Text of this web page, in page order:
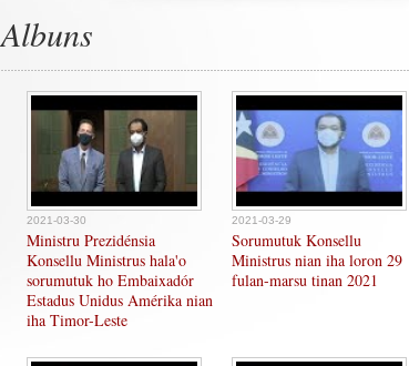
Albuns
2021-03-30
Ministru Prezidénsia
Konsellu Ministrus hala'o
sorumutuk ho Embaixadór
Estadus Unidus Amérika nian
iha Timor-Leste
2021-03-29
Sorumutuk Konsellu
Ministrus nian iha loron 29
fulan-marsu tinan 2021